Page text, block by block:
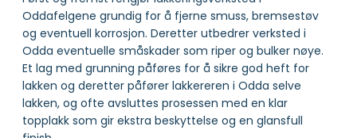
Oddafelgene grundig for å fjerne smuss, bremsestøv
og eventuell korrosjon. Deretter utbedrer verksted i
Odda eventuelle småskader som riper og bulker nøye.
Et lag med grunning påføres for å sikre god heft for
lakken og deretter påfører lakkereren i Odda selve
lakken, og ofte avsluttes prosessen med en klar
topplakk som gir ekstra beskyttelse og en glansfull